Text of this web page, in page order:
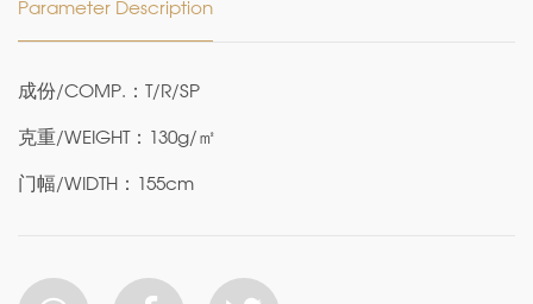
Parameter Description
成份/COMP.：T/R/SP
克重/WEIGHT：130g/㎡
门幅/WIDTH：155cm